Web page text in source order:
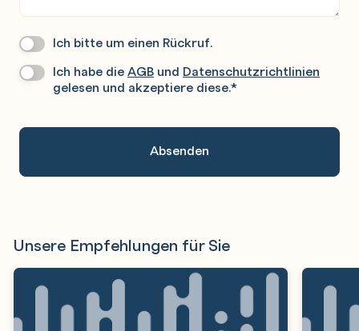
Wir
Sie
Ich bitte um einen Rückruf.
Datenschutz*
Ich habe dieAGB und Datenschutzrichtlinien
gelesen und akzeptiere diese.*
Unsere Empfehlungen für Sie